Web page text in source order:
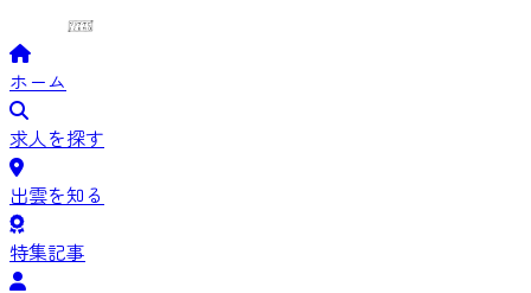
ホーム
求人を探す
出雲を知る
特集記事